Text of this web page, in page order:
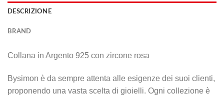
DESCRIZIONE
BRAND
Collana in Argento 925 con zircone rosa
Bysimon è da sempre attenta alle esigenze dei suoi clienti,
proponendo una vasta scelta di gioielli. Ogni collezione è